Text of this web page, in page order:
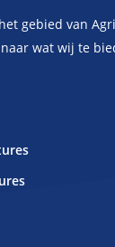
gebied van
wat wij te